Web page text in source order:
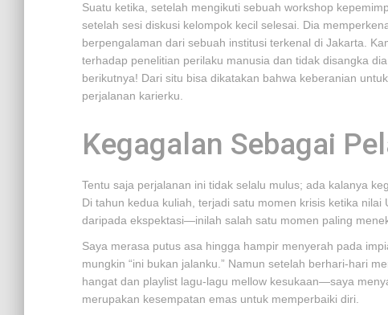
Suatu ketika, setelah mengikuti sebuah workshop
setelah sesi diskusi kelompok kecil selesai. Dia
berpengalaman dari sebuah institusi terkenal di Jakarta.
terhadap penelitian perilaku manusia dan tidak disangka
berikutnya! Dari situ bisa dikatakan bahwa keberanian
perjalanan karierku.
Kegagalan Sebagai
Tentu saja perjalanan ini tidak selalu mulus; ada kalanya
Di tahun kedua kuliah, terjadi satu momen krisis ketika
daripada ekspektasi—inilah salah satu momen paling
Saya merasa putus asa hingga hampir menyerah pada
mungkin “ini bukan jalanku.” Namun setelah berhari-hari
hangat dan playlist lagu-lagu mellow kesukaan—saya
merupakan kesempatan emas untuk memperbaiki diri.